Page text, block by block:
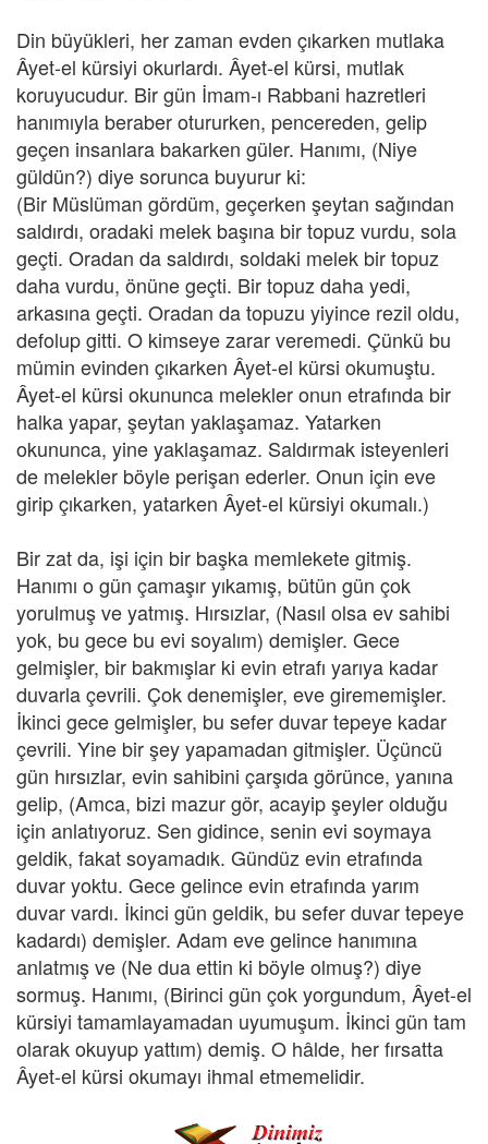
Din büyükleri, her zaman evden çıkarken mutlaka
Âyet-el kürsiyi okurlardı. Âyet-el kürsi, mutlak
koruyucudur. Bir gün İmam-ı Rabbani hazretleri
hanımıyla beraber otururken, pencereden, gelip
geçen insanlara bakarken güler. Hanımı, (Niye
güldün?) diye sorunca buyurur ki:
(Bir Müslüman gördüm, geçerken şeytan sağından
saldırdı, oradaki melek başına bir topuz vurdu, sola
geçti. Oradan da saldırdı, soldaki melek bir topuz
daha vurdu, önüne geçti. Bir topuz daha yedi,
arkasına geçti. Oradan da topuzu yiyince rezil oldu,
defolup gitti. O kimseye zarar veremedi. Çünkü bu
mümin evinden çıkarken Âyet-el kürsi okumuştu.
Âyet-el kürsi okununca melekler onun etrafında bir
halka yapar, şeytan yaklaşamaz. Yatarken
okununca, yine yaklaşamaz. Saldırmak isteyenleri
de melekler böyle perişan ederler. Onun için eve
girip çıkarken, yatarken Âyet-el kürsiyi okumalı.)
Bir zat da, işi için bir başka memlekete gitmiş.
Hanımı o gün çamaşır yıkamış, bütün gün çok
yorulmuş ve yatmış. Hırsızlar, (Nasıl olsa ev sahibi
yok, bu gece bu evi soyalım) demişler. Gece
gelmişler, bir bakmışlar ki evin etrafı yarıya kadar
duvarla çevrili. Çok denemişler, eve girememişler.
İkinci gece gelmişler, bu sefer duvar tepeye kadar
çevrili. Yine bir şey yapamadan gitmişler. Üçüncü
gün hırsızlar, evin sahibini çarşıda görünce, yanına
gelip, (Amca, bizi mazur gör, acayip şeyler olduğu
için anlatıyoruz. Sen gidince, senin evi soymaya
geldik, fakat soyamadık. Gündüz evin etrafında
duvar yoktu. Gece gelince evin etrafında yarım
duvar vardı. İkinci gün geldik, bu sefer duvar tepeye
kadardı) demişler. Adam eve gelince hanımına
anlatmış ve (Ne dua ettin ki böyle olmuş?) diye
sormuş. Hanımı, (Birinci gün çok yorgundum, Âyet-el
kürsiyi tamamlayamadan uyumuşum. İkinci gün tam
olarak okuyup yattım) demiş. O hâlde, her fırsatta
Âyet-el kürsi okumayı ihmal etmemelidir.